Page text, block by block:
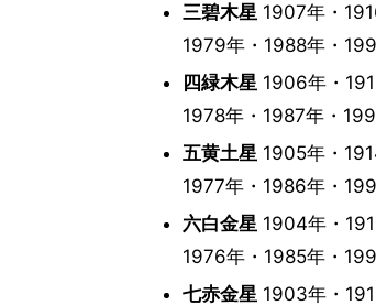
三碧木星1907年・
1979年・1988年・
四緑木星1906年・
1978年・1987年・
五黄土星1905年・
1977年・1986年・
六白金星1904年・
1976年・1985年・
七赤金星1903年・